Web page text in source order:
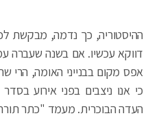
ההיסטוריה, כך נדמה, מבקשת
דווקא עכשיו. אם בשנה שעברה
אפס מקום בבנייני האומה, הרי
כי אנו ניצבים בפני אירוע
העדה הבוכרית. מעמד "כתר